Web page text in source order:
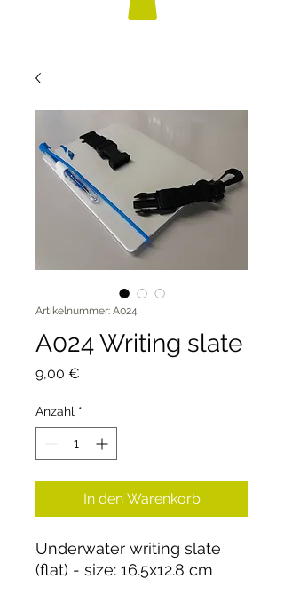
Artikelnummer: A024
A024 Writing slate
9,00 €
Anzahl *
In den Warenkorb
Underwater writing slate
(flat) - size: 16.5x12.8 cm